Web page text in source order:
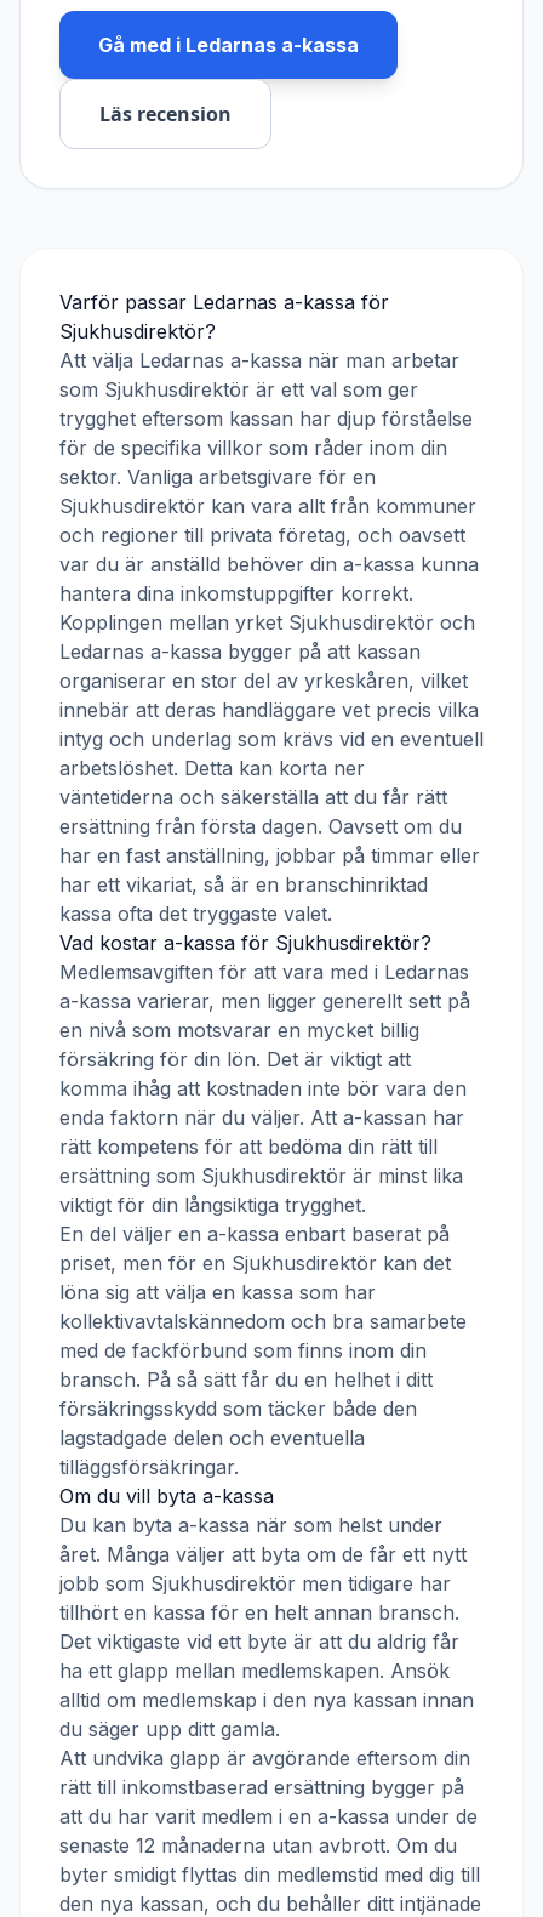
Gå med i Ledarnas a-kassa
Läs recension
Varför passar Ledarnas a-kassa för
Sjukhusdirektör?
Att välja Ledarnas a-kassa när man arbetar
som Sjukhusdirektör är ett val som ger
trygghet eftersom kassan har djup förståelse
för de specifika villkor som råder inom din
sektor. Vanliga arbetsgivare för en
Sjukhusdirektör kan vara allt från kommuner
och regioner till privata företag, och oavsett
var du är anställd behöver din a-kassa kunna
hantera dina inkomstuppgifter korrekt.
Kopplingen mellan yrket Sjukhusdirektör och
Ledarnas a-kassa bygger på att kassan
organiserar en stor del av yrkeskåren, vilket
innebär att deras handläggare vet precis vilka
intyg och underlag som krävs vid en eventuell
arbetslöshet. Detta kan korta ner
väntetiderna och säkerställa att du får rätt
ersättning från första dagen. Oavsett om du
har en fast anställning, jobbar på timmar eller
har ett vikariat, så är en branschinriktad
kassa ofta det tryggaste valet.
Vad kostar a-kassa för Sjukhusdirektör?
Medlemsavgiften för att vara med i Ledarnas
a-kassa varierar, men ligger generellt sett på
en nivå som motsvarar en mycket billig
försäkring för din lön. Det är viktigt att
komma ihåg att kostnaden inte bör vara den
enda faktorn när du väljer. Att a-kassan har
rätt kompetens för att bedöma din rätt till
ersättning som Sjukhusdirektör är minst lika
viktigt för din långsiktiga trygghet.
En del väljer en a-kassa enbart baserat på
priset, men för en Sjukhusdirektör kan det
löna sig att välja en kassa som har
kollektivavtalskännedom och bra samarbete
med de fackförbund som finns inom din
bransch. På så sätt får du en helhet i ditt
försäkringsskydd som täcker både den
lagstadgade delen och eventuella
tilläggsförsäkringar.
Om du vill byta a-kassa
Du kan byta a-kassa när som helst under
året. Många väljer att byta om de får ett nytt
jobb som Sjukhusdirektör men tidigare har
tillhört en kassa för en helt annan bransch.
Det viktigaste vid ett byte är att du aldrig får
ha ett glapp mellan medlemskapen. Ansök
alltid om medlemskap i den nya kassan innan
du säger upp ditt gamla.
Att undvika glapp är avgörande eftersom din
rätt till inkomstbaserad ersättning bygger på
att du har varit medlem i en a-kassa under de
senaste 12 månaderna utan avbrott. Om du
byter smidigt flyttas din medlemstid med dig till
den nya kassan, och du behåller ditt intjänade